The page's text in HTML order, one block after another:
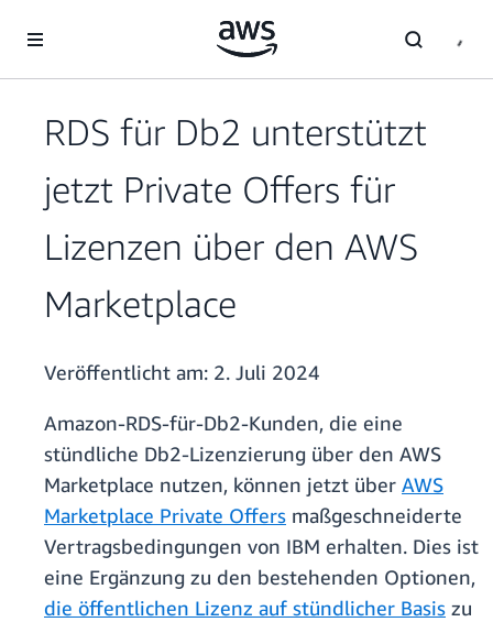
Überspringen zum Hauptinhalt
RDS für Db2 unterstützt
jetzt Private Offers für
Lizenzen über den AWS
Marketplace
Veröffentlicht am: 2. Juli 2024
Amazon-RDS-für-Db2-Kunden, die eine
stündliche Db2-Lizenzierung über den AWS
Marketplace nutzen, können jetzt über AWS
Marketplace Private Offers maßgeschneiderte
Vertragsbedingungen von IBM erhalten. Dies ist
eine Ergänzung zu den bestehenden Optionen,
die öffentlichen Lizenz auf stündlicher Basis zu